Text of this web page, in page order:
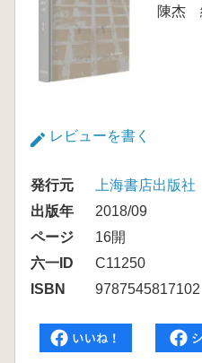
陳杰
レビューを書く
発行元
上海書店出版社
出版年
2018/09
ページ
16開
六一ID
C11250
ISBN
9787545817102